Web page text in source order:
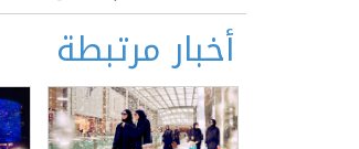
أخبار مرتبطة